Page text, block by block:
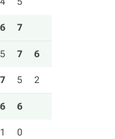
6 7
5 7 6
7 5 2
6 6
1 0